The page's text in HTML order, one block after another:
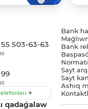
503-63-63
qadaǵalaw
Bank
Bank
Sayt
Sayt
Ashıq